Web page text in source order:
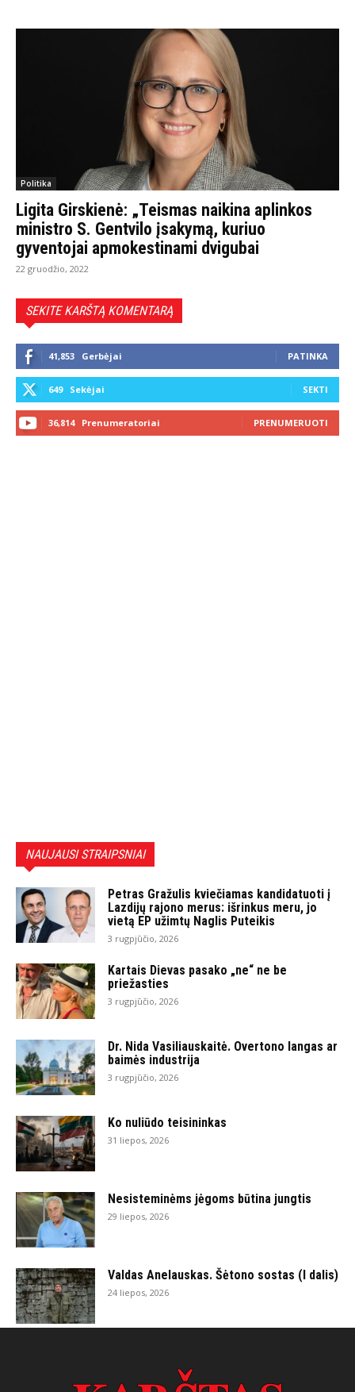
Politika
Ligita Girskienė: „Teismas naikina aplinkos
ministro S. Gentvilo įsakymą, kuriuo
gyventojai apmokestinami dvigubai
22 gruodžio, 2022
SEKITE KARŠTĄ KOMENTARĄ
41,853 Gerbėjai PATINKA
649 Sekėjai SEKTI
36,814 Prenumeratoriai PRENUMERUOTI
NAUJAUSI STRAIPSNIAI
Petras Gražulis kviečiamas kandidatuoti į
Lazdijų rajono merus: išrinkus meru, jo
vietą EP užimtų Naglis Puteikis
3 rugpjūčio, 2026
Kartais Dievas pasako „ne“ ne be
priežasties
3 rugpjūčio, 2026
Dr. Nida Vasiliauskaitė. Overtono langas ar
baimės industrija
3 rugpjūčio, 2026
Ko nuliūdo teisininkas
31 liepos, 2026
Nesisteminėms jėgoms būtina jungtis
29 liepos, 2026
Valdas Anelauskas. Šėtono sostas (I dalis)
24 liepos, 2026